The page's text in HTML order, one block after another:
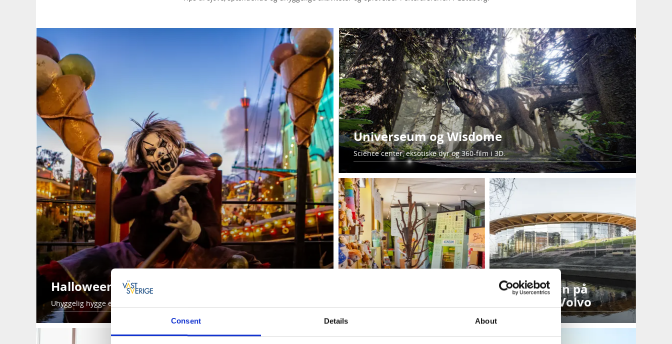
Consent Details About
Halloween på Liseberg
Uhyggelig hygge eller rigtigt skræmmende - der er noget for alle.
Universeum og Wisdome
Science center, eksotiske dyr og 360-film i 3D.
Family Fun på
World of Volvo